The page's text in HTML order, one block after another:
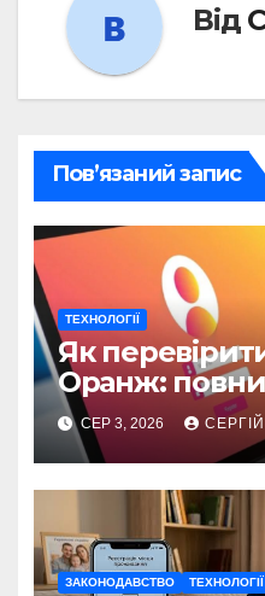
Від
Пов’язаний запис
ТЕХНОЛОГІЇ
Як
Оранж:
СЕР 3, 2026
ЗАКОНОДАВСТВО ТЕХНОЛОГІЇ